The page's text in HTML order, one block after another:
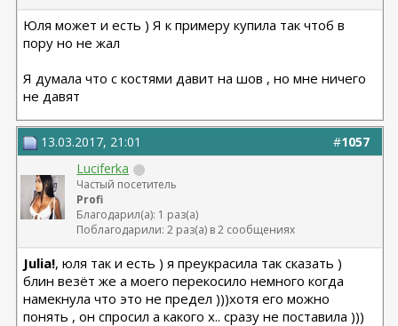
Юля может и есть ) Я к примеру купила так чтоб в
пору но не жал
Я думала что с костями давит на шов , но мне ничего
не давят
#1057
13.03.2017, 21:01
Luciferka
Частый посетитель
Profi
Благодарил(а): 1 раз(а)
Поблагодарили: 2 раз(а) в 2 сообщениях
Julia!, юля так и есть ) я преукрасила так сказать )
блин везёт же а моего перекосило немного когда
намекнула что это не предел )))хотя его можно
понять , он спросил а какого х.. сразу не поставила )))